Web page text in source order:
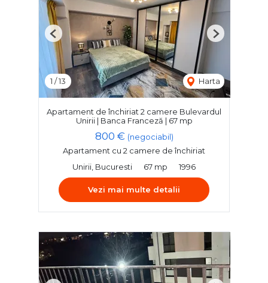
1 /13 Harta
Previous Next
Apartament de închiriat 2 camere Bulevardul
Unirii | Banca Franceză | 67 mp
800 € (negociabil)
Apartament cu 2 camere de închiriat
Unirii, Bucuresti
67 mp 1996
Vezi mai multe detalii